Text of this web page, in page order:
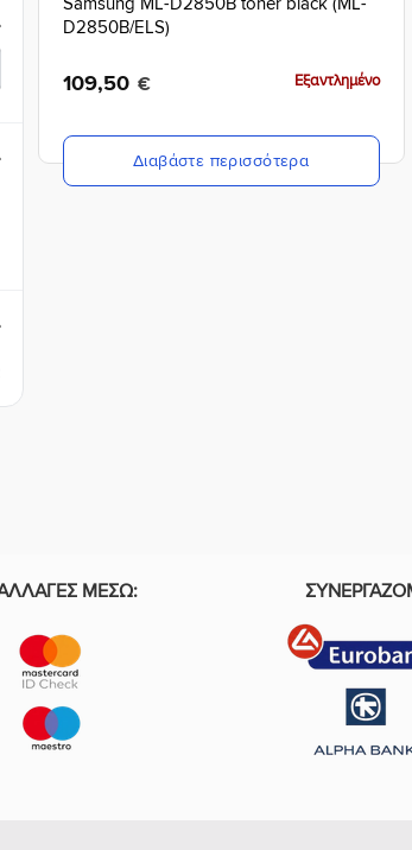
D2850B/ELS)
109,50 €
Διαβάστε περισσότερα
Εξαντλημένο
ΜΕΣΩ: